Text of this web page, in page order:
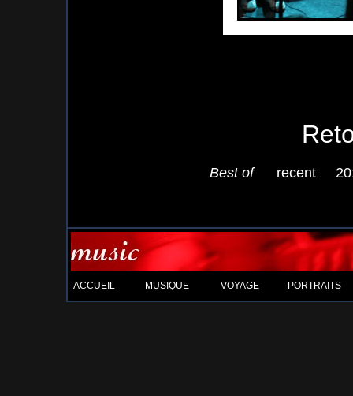
Best of recent
ACCUEIL MUSIQUE VOYAGE PORTRAITS